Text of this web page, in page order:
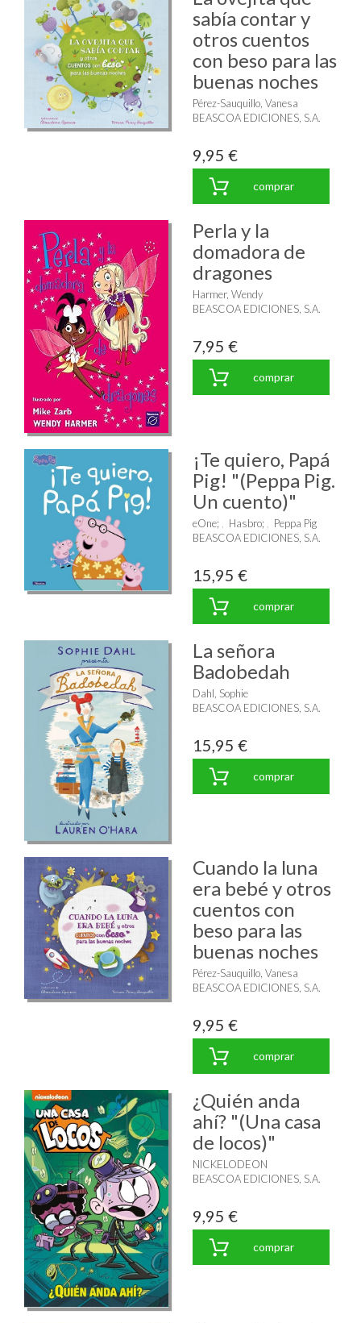
sabía contar y
otros cuentos
con beso para las
buenas noches
Pérez-Sauquillo, Vanesa
BEASCOA EDICIONES, S.A.
9,95 €
comprar
Perla y la
domadora de
dragones
Harmer, Wendy
BEASCOA EDICIONES, S.A.
7,95 €
comprar
¡Te quiero, Papá
Pig! "(Peppa Pig.
Un cuento)"
eOne; Hasbro;
Peppa Pig
BEASCOA EDICIONES, S.A.
15,95 €
comprar
La señora
Badobedah
Dahl, Sophie
BEASCOA EDICIONES, S.A.
15,95 €
comprar
Cuando la luna
era bebé y otros
cuentos con
beso para las
buenas noches
Pérez-Sauquillo, Vanesa
BEASCOA EDICIONES, S.A.
9,95 €
comprar
¿Quién anda
ahí? "(Una casa
de locos)"
NICKELODEON
BEASCOA EDICIONES, S.A.
9,95 €
comprar